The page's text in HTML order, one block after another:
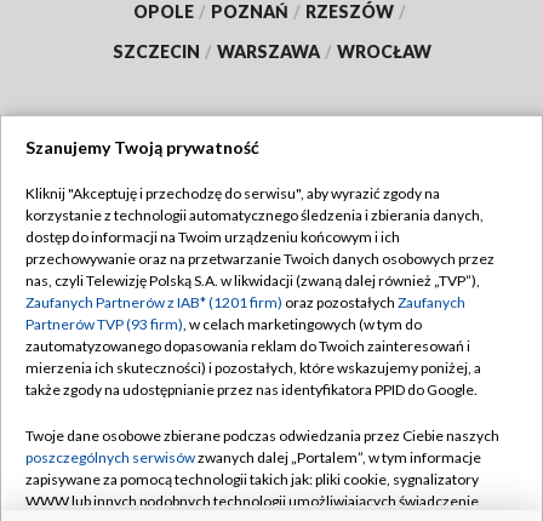
OPOLE / POZNAŃ / RZESZÓW /
SZCZECIN / WARSZAWA / WROCŁAW
TVP
Abonament TVP
Emisja w TVP
Centrum informacji TVP
Naziemna Telewizja Cyfrowa
Rada Programowa
System NOS
Regulamin TVP
Polityka prywatności
Moje zgody
Pomoc
Kontakt
Szanujemy Twoją prywatność
Kliknij "Akceptuję i przechodzę do serwisu", aby wyrazić zgody na
korzystanie z technologii automatycznego śledzenia i zbierania danych,
dostęp do informacji na Twoim urządzeniu końcowym i ich
przechowywanie oraz na przetwarzanie Twoich danych osobowych przez
nas, czyli Telewizję Polską S.A. w likwidacji (zwaną dalej również „TVP”),
Zaufanych Partnerów z IAB* (1201 firm) oraz pozostałych Zaufanych
Partnerów TVP (93 firm), w celach marketingowych (w tym do
zautomatyzowanego dopasowania reklam do Twoich zainteresowań i
mierzenia ich skuteczności) i pozostałych, które wskazujemy poniżej, a
także zgody na udostępnianie przez nas identyfikatora PPID do Google.
Twoje dane osobowe zbierane podczas odwiedzania przez Ciebie naszych
poszczególnych serwisówzwanych dalej „Portalem”, w tym informacje
zapisywane za pomocą technologii takich jak: pliki cookie, sygnalizatory
WWW lub innych podobnych technologii umożliwiających świadczenie